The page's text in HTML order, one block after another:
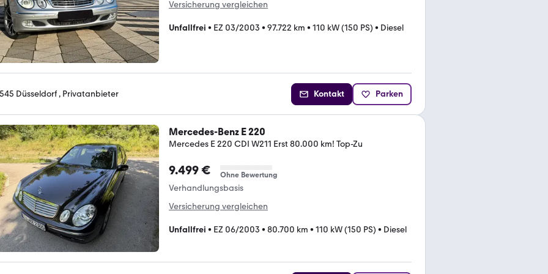
Versicherung vergleichen
Unfallfrei • EZ 03/2003 • 97.722 km • 110 kW (150 PS) • Diesel
Düsseldorf , Privatanbieter Kontakt Parken
Mercedes-Benz E 220
Mercedes E 220 CDI W211 Erst 80.000 km! Top-Zu
9.499 € Ohne Bewertung
Verhandlungsbasis
Versicherung vergleichen
Unfallfrei • EZ 06/2003 • 80.700 km • 110 kW (150 PS) • Diesel